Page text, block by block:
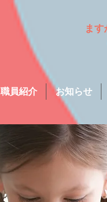
ま
職員紹介 お知らせ